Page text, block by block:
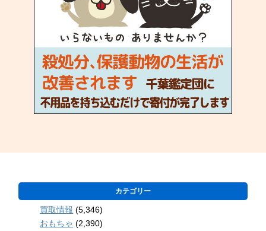
カテゴリー
買取情報 (5,346)
おもちゃ (2,390)